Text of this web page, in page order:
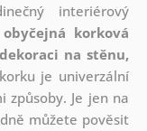
interiérový
korková
na stěnu,
je univerzální
Je jen na
můžete pověsit